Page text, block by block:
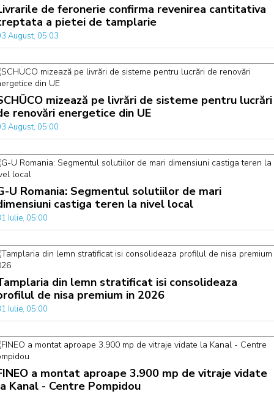
de feronerie confirma revenirea cantitativa
a pietei de tamplarie
August, 05:03
mizează pe livrări de sisteme pentru lucrări
renovări energetice din UE
August, 05:00
U Romania: Segmentul solutiilor de mari
castiga teren la nivel local
Iulie, 05:00
din lemn stratificat isi consolideaza
de nisa premium in 2026
Iulie, 05:00
a montat aproape 3.900 mp de vitraje vidate
Kanal - Centre Pompidou